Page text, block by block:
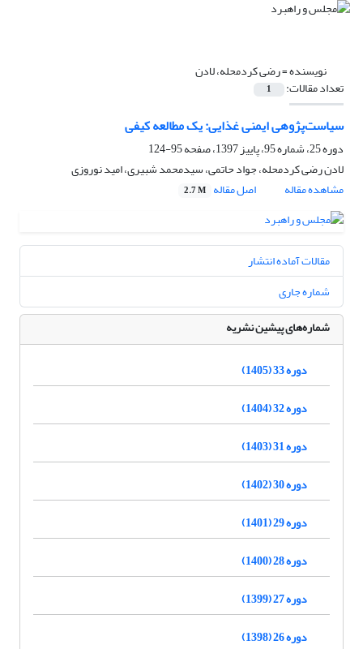
نویسنده =رضی کردمحله، لادن
تعداد مقالات: 1
سیاست‌پژوهی ایمنی غذایی: یک مطالعه کیفی
دوره 25، شماره 95، پاییز 1397، صفحه
95-124
لادن رضی کردمحله، جواد حاتمی، سیدمحمد شبیری، امید نوروزی
مشاهده مقاله
اصل مقاله 2.7 M
مقالات آماده انتشار
شماره جاری
شماره‌های پیشین نشریه
دوره 33 (1405)
دوره 32 (1404)
دوره 31 (1403)
دوره 30 (1402)
دوره 29 (1401)
دوره 28 (1400)
دوره 27 (1399)
دوره 26 (1398)